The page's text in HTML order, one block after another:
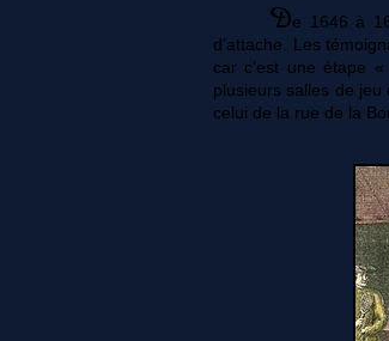
De 1646 à
d’attache. Les
car c’est une étape
plusieurs salles de
celui de la rue de la